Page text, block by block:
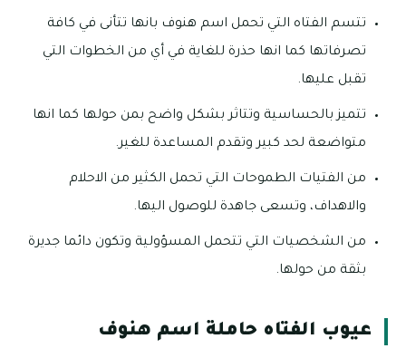
تتسم الفتاه التي تحمل اسم هنوف بانها تتأنى في كافة
تصرفاتها كما انها حذرة للغاية في أي من الخطوات التي
تقبل عليها.
تتميز بالحساسية وتتاثر بشكل واضح بمن حولها كما انها
متواضعة لحد كبير وتقدم المساعدة للغير.
من الفتيات الطموحات التي تحمل الكثير من الاحلام
والاهداف، وتسعى جاهدة للوصول اليها.
من الشخصيات التي تتحمل المسؤولية وتكون دائما جديرة
بثقة من حولها.
عيوب الفتاه حاملة اسم هنوف